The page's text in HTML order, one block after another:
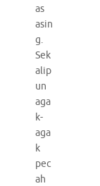
as
asin
g.
Sek
alip
un
aga
k-
aga
k
pec
ah